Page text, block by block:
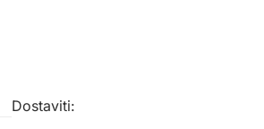
Dostaviti: